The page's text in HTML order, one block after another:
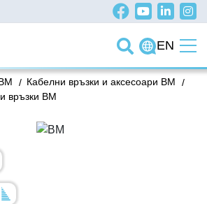
EN
/ /
Кабелни връзки и аксесоари BM
връзки BM